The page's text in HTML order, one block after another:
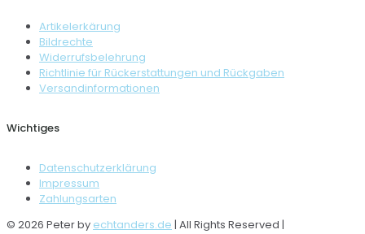
Artikelerkärung
Bildrechte
Widerrufsbelehrung
Richtlinie für Rückerstattungen und Rückgaben
Versandinformationen
Wichtiges
Datenschutzerklärung
Impressum
Zahlungsarten
© 2026 Peter by echtanders.de | All Rights Reserved |